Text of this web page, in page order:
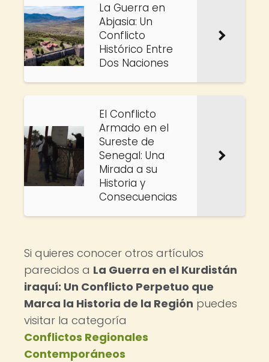
La Guerra en
Abjasia: Un
Conflicto
Histórico Entre
Dos Naciones
El Conflicto
Armado en el
Sureste de
Senegal: Una
Mirada a su
Historia y
Consecuencias
Si quieres conocer otros artículos
parecidos a La Guerra en el Kurdistán
iraquí: Un Conflicto Perpetuo que
Marca la Historia de la Región puedes
visitar la categoría
Conflictos Regionales
Contemporáneos